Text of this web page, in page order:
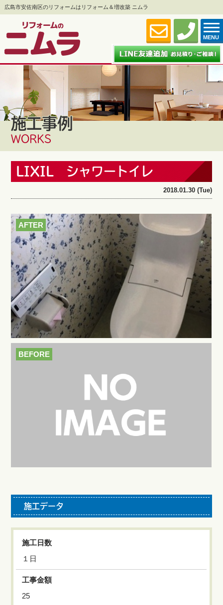
広島市安佐南区のリフォームはリフォーム＆増改築 ニムラ
MENU
施工事例
WORKS
LIXIL シャワートイレ
2018.01.30 (Tue)
AFTER
BEFORE
施工データ
施工日数
１日
工事金額
25